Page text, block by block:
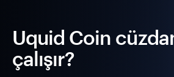
Uquid Coin
çalışır?